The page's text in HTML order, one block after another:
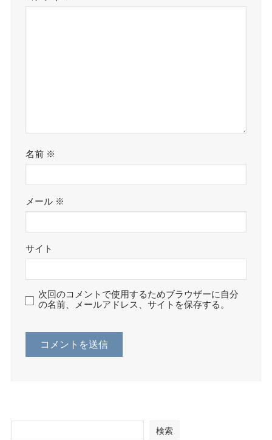
名前 ※
メール ※
サイト
次回のコメントで使用するためブラウザーに自分
の名前、メールアドレス、サイトを保存する。
検索